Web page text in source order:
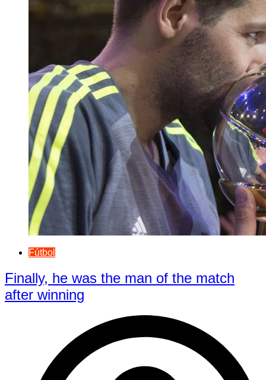
Fútbol
Finally, he was the man of the match
after winning